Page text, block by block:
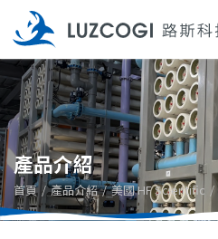
產品介紹
首頁 產品介紹 美國 HF Scientific